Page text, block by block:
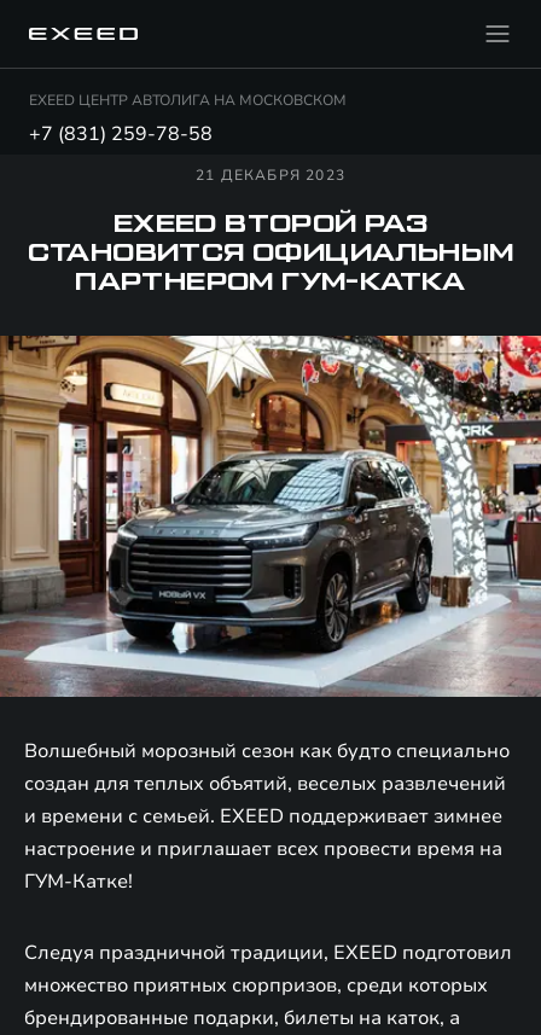
EXEED ЦЕНТР АВТОЛИГА НА МОСКОВСКОМ
+7 (831) 259-78-58
21 ДЕКАБРЯ 2023
EXEED ВТОРОЙ РАЗ
СТАНОВИТСЯ ОФИЦИАЛЬНЫМ
ПАРТНЕРОМ ГУМ-КАТКА
Волшебный морозный сезон как будто специально
создан для теплых объятий, веселых развлечений
и времени с семьей. EXEED поддерживает зимнее
настроение и приглашает всех провести время на
ГУМ-Катке!
Следуя праздничной традиции, EXEED подготовил
множество приятных сюрпризов, среди которых
брендированные подарки, билеты на каток, а